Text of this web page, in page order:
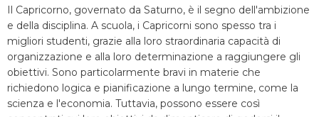
Il Capricorno, governato da Saturno, è il segno dell'ambizione
e della disciplina. A scuola, i Capricorni sono spesso tra i
migliori studenti, grazie alla loro straordinaria capacità di
organizzazione e alla loro determinazione a raggiungere gli
obiettivi. Sono particolarmente bravi in materie che
richiedono logica e pianificazione a lungo termine, come la
scienza e l'economia. Tuttavia, possono essere così